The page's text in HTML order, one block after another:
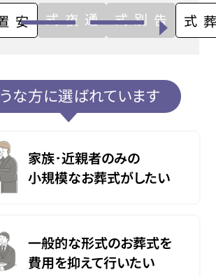
置 通夜式 告別式 火葬式
な方に選ばれています
家族･近親者のみの
小規模なお葬式がしたい
一般的な形式のお葬式を
費用を抑えて行いたい